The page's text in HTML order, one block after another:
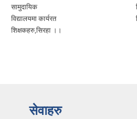
सामुदायिक
विद्यालयमा कार्यरत
शिक्षकहरु,सिरहा ।।
सेवाहरु